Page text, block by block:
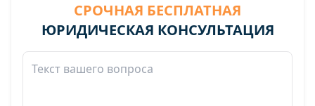
СРОЧНАЯ БЕСПЛАТНАЯ
ЮРИДИЧЕСКАЯ КОНСУЛЬТАЦИЯ